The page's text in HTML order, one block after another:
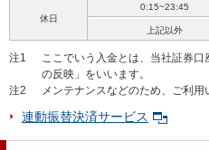
休日
0:15~23:45
上記以外
注1
ここでいう入金とは、当社証券
の反映」をいいます。
注2
メンテナンスなどのため、ご利用
連動振替決済サービス